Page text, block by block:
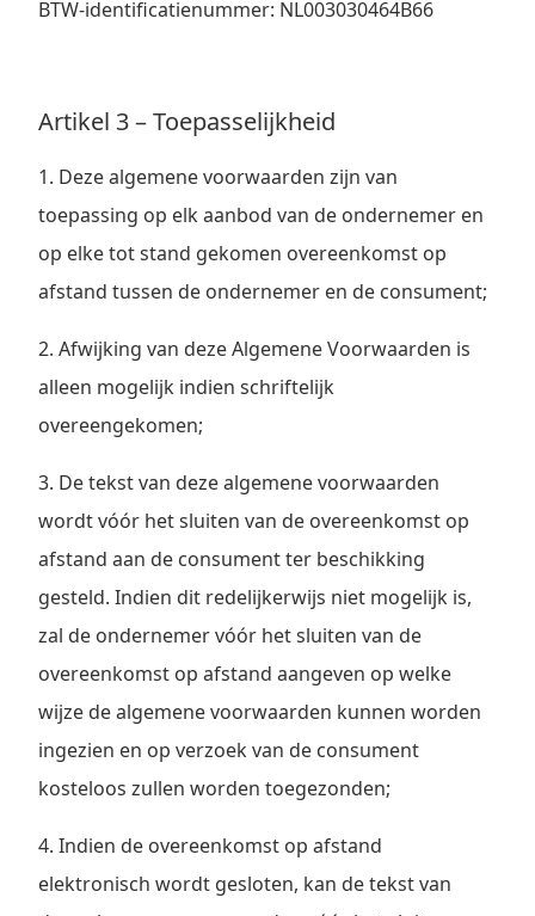
BTW-identificatienummer: NL003030464B66
Artikel 3 – Toepasselijkheid
1. Deze algemene voorwaarden zijn van
toepassing op elk aanbod van de ondernemer en
op elke tot stand gekomen overeenkomst op
afstand tussen de ondernemer en de consument;
2. Afwijking van deze Algemene Voorwaarden is
alleen mogelijk indien schriftelijk
overeengekomen;
3. De tekst van deze algemene voorwaarden
wordt vóór het sluiten van de overeenkomst op
afstand aan de consument ter beschikking
gesteld. Indien dit redelijkerwijs niet mogelijk is,
zal de ondernemer vóór het sluiten van de
overeenkomst op afstand aangeven op welke
wijze de algemene voorwaarden kunnen worden
ingezien en op verzoek van de consument
kosteloos zullen worden toegezonden;
4. Indien de overeenkomst op afstand
elektronisch wordt gesloten, kan de tekst van